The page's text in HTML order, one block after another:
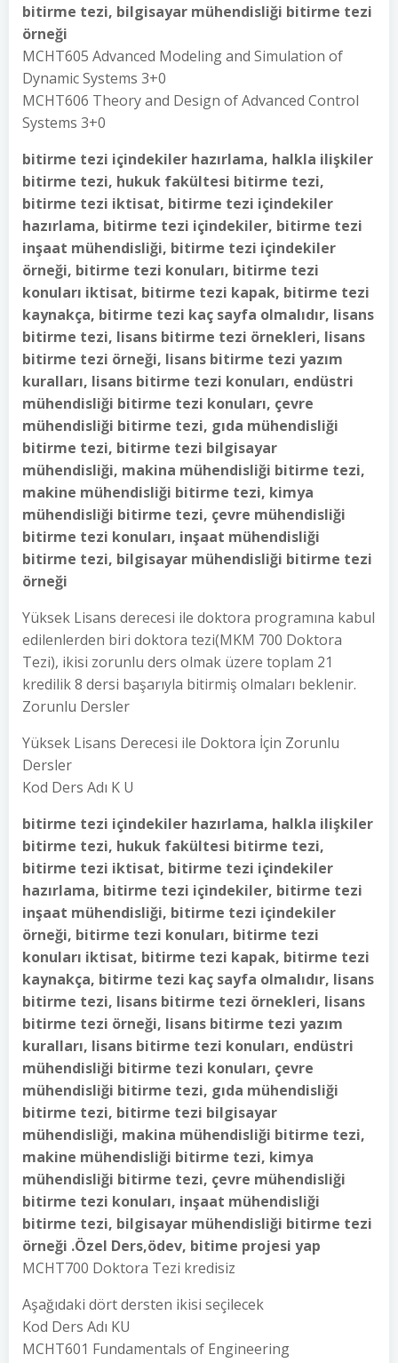
bitirme tezi, bilgisayar mühendisliği bitirme tezi
örneği
MCHT605 Advanced Modeling and Simulation of
Dynamic Systems 3+0
MCHT606 Theory and Design of Advanced Control
Systems 3+0
bitirme tezi içindekiler hazırlama, halkla ilişkiler
bitirme tezi, hukuk fakültesi bitirme tezi,
bitirme tezi iktisat, bitirme tezi içindekiler
hazırlama, bitirme tezi içindekiler, bitirme tezi
inşaat mühendisliği, bitirme tezi içindekiler
örneği, bitirme tezi konuları, bitirme tezi
konuları iktisat, bitirme tezi kapak, bitirme tezi
kaynakça, bitirme tezi kaç sayfa olmalıdır, lisans
bitirme tezi, lisans bitirme tezi örnekleri, lisans
bitirme tezi örneği, lisans bitirme tezi yazım
kuralları, lisans bitirme tezi konuları, endüstri
mühendisliği bitirme tezi konuları, çevre
mühendisliği bitirme tezi, gıda mühendisliği
bitirme tezi, bitirme tezi bilgisayar
mühendisliği, makina mühendisliği bitirme tezi,
makine mühendisliği bitirme tezi, kimya
mühendisliği bitirme tezi, çevre mühendisliği
bitirme tezi konuları, inşaat mühendisliği
bitirme tezi, bilgisayar mühendisliği bitirme tezi
örneği
Yüksek Lisans derecesi ile doktora programına kabul
edilenlerden biri doktora tezi(MKM 700 Doktora
Tezi), ikisi zorunlu ders olmak üzere toplam 21
kredilik 8 dersi başarıyla bitirmiş olmaları beklenir.
Zorunlu Dersler
Yüksek Lisans Derecesi ile Doktora İçin Zorunlu
Dersler
Kod Ders Adı K U
bitirme tezi içindekiler hazırlama, halkla ilişkiler
bitirme tezi, hukuk fakültesi bitirme tezi,
bitirme tezi iktisat, bitirme tezi içindekiler
hazırlama, bitirme tezi içindekiler, bitirme tezi
inşaat mühendisliği, bitirme tezi içindekiler
örneği, bitirme tezi konuları, bitirme tezi
konuları iktisat, bitirme tezi kapak, bitirme tezi
kaynakça, bitirme tezi kaç sayfa olmalıdır, lisans
bitirme tezi, lisans bitirme tezi örnekleri, lisans
bitirme tezi örneği, lisans bitirme tezi yazım
kuralları, lisans bitirme tezi konuları, endüstri
mühendisliği bitirme tezi konuları, çevre
mühendisliği bitirme tezi, gıda mühendisliği
bitirme tezi, bitirme tezi bilgisayar
mühendisliği, makina mühendisliği bitirme tezi,
makine mühendisliği bitirme tezi, kimya
mühendisliği bitirme tezi, çevre mühendisliği
bitirme tezi konuları, inşaat mühendisliği
bitirme tezi, bilgisayar mühendisliği bitirme tezi
örneği .Özel Ders,ödev, bitime projesi yap
MCHT700 Doktora Tezi kredisiz
Aşağıdaki dört dersten ikisi seçilecek
Kod Ders Adı KU
MCHT601 Fundamentals of Engineering